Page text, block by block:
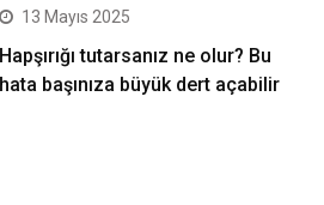
13 Mayıs 2025
Hapşırığı tutarsanız ne olur? Bu
hata başınıza büyük dert açabilir